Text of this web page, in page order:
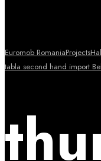
Euromob RomaniaProjects
tabla second hand import